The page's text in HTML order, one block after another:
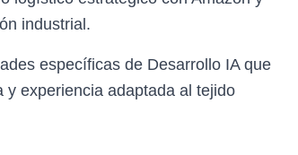
industrial.
específicas de Desarrollo IA que
experiencia adaptada al tejido